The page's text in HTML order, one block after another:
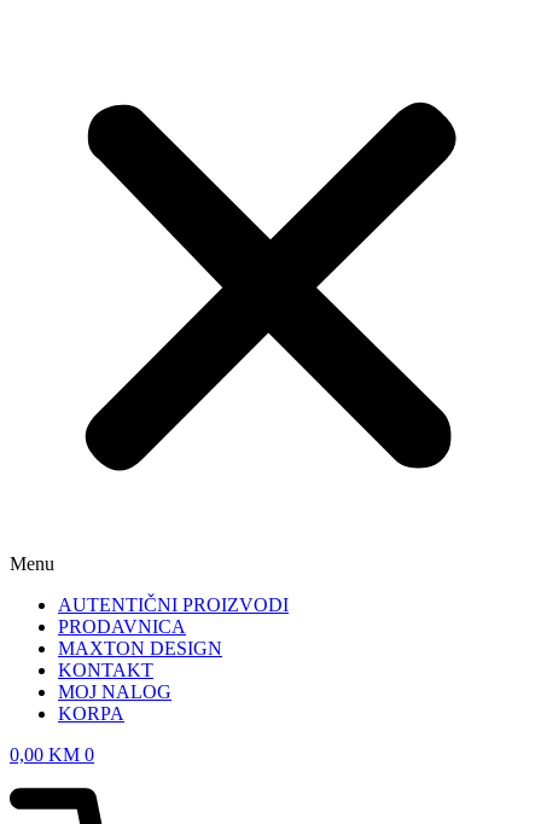
Menu
AUTENTIČNI PROIZVODI
PRODAVNICA
MAXTON DESIGN
KONTAKT
MOJ NALOG
KORPA
0,00 KM 0